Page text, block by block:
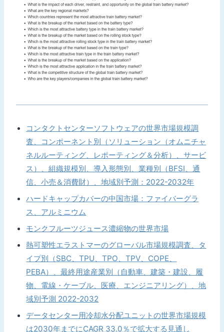
コンタクトセンターソフトウェアの世界市場規模調
査、コンポーネント別（ソリューション（オムニチャ
ネルルーティング、レポーティング＆分析）、サービ
ス）、組織規模別、導入形態別、業種別（BFSI、通
信、小売＆消費財）、地域別予測：2022-2032年
ハードキャップカバーの中国市場：ファイバーグラ
ス、アルミニウム
モンクフルーツジュース濃縮物の世界市場
熱可塑性エラストマーのグローバル市場規模調査、タ
イプ別（SBC、TPU、TPO、TPV、COPE、
PEBA）、最終用途産業別（自動車、建築・建設、履
物、電線・ケーブル、医療、エンジニアリング）、地
域別予測 2022-2032
データセンター用冷却水分配ユニットの世界市場規模
は2030年までにCAGR 33.0％で拡大する見通し